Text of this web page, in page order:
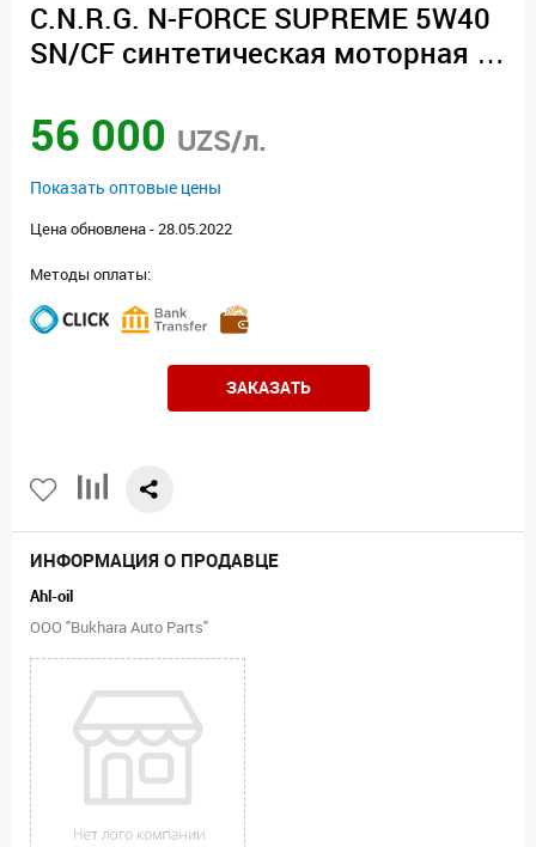
C.N.R.G. N-FORCE SUPREME 5W40
SN/CF синтетическая моторная м
56 000 UZS/л.
Показать оптовые цены
Цена обновлена - 28.05.2022
Методы оплаты:
ЗАКАЗАТЬ
ИНФОРМАЦИЯ О ПРОДАВЦЕ
Ahl-oil
ООО "Bukhara Auto Parts"